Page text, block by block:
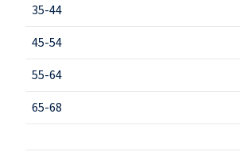
35-44
45-54
55-64
65-68